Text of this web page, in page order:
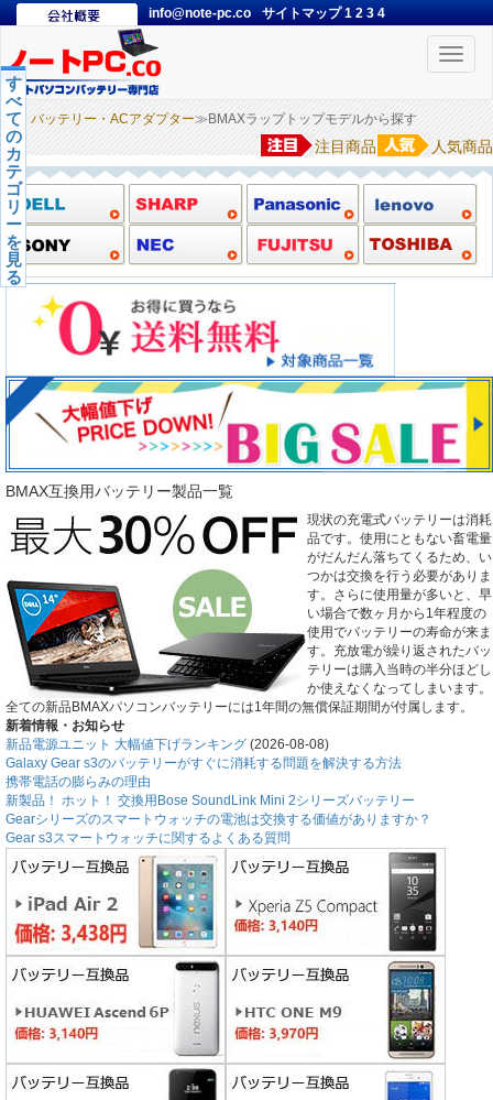
info@note-pc.co サイトマップ1 2 3 4
Toggle
バッテリー・ACアダプター≫BMAXラップトップモデルから探す
人気商品
注目商品
す
べ
て
の
カ
テ
ゴ
リ
ー
を
見
る
BMAX互換用バッテリー製品一覧
現状の充電式バッテリーは消耗
品です。使用にともない畜電量
がだんだん落ちてくるため、い
つかは交換を行う必要がありま
す。さらに使用量が多いと、早
い場合で数ヶ月から1年程度の
使用でバッテリーの寿命が来ま
す。充放電が繰り返されたバッ
テリーは購入当時の半分ほどし
か使えなくなってしまいます。
全ての新品BMAXパソコンバッテリーには1年間の無償保証期間が付属します。
新着情報・お知らせ
新品電源ユニット 大幅値下げランキング (2026-08-08)
Galaxy Gear s3のバッテリーがすぐに消耗する問題を解決する方法
携帯電話の膨らみの理由
新製品！ ホット！ 交換用Bose SoundLink Mini 2シリーズバッテリー
Gearシリーズのスマートウォッチの電池は交換する価値がありますか？
Gear s3スマートウォッチに関するよくある質問